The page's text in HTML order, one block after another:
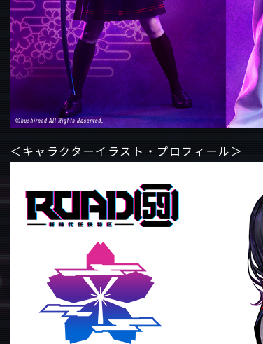
＜キャラクターイラスト・プロフィール＞